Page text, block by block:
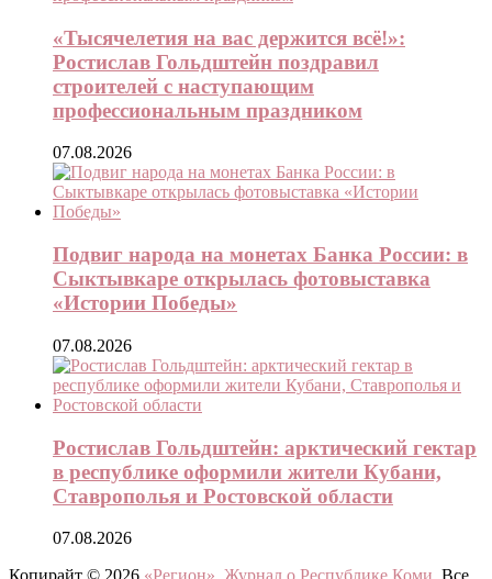
«Тысячелетия на вас держится всё!»:
Ростислав Гольдштейн поздравил
строителей с наступающим
профессиональным праздником
07.08.2026
Подвиг народа на монетах Банка России: в
Сыктывкаре открылась фотовыставка
«Истории Победы»
07.08.2026
Ростислав Гольдштейн: арктический гектар
в республике оформили жители Кубани,
Ставрополья и Ростовской области
07.08.2026